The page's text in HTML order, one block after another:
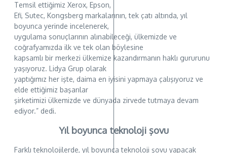
Temsil ettiğimiz Xerox, Epson,
Efi, Sutec, Kongsberg markalarının, tek çatı altında, yıl
boyunca yerinde incelenerek,
uygulama sonuçlarının alınabileceği, ülkemizde ve
coğrafyamızda ilk ve tek olan böylesine
kapsamlı bir merkezi ülkemize kazandırmanın haklı gururunu
yaşıyoruz. Lidya Grup olarak
yaptığımız her işte, daima en iyisini yapmaya çalışıyoruz ve
elde ettiğimiz başarılar
şirketimizi ülkemizde ve dünyada zirvede tutmaya devam
ediyor.” dedi.
Yıl boyunca teknoloji şovu
Farklı teknolojilerde, yıl boyunca teknoloji şovu yapacak